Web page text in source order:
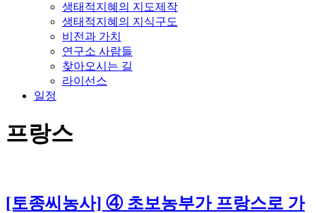
생태적지혜의 지도제작
생태적지혜의 지식구도
비전과 가치
연구소 사람들
찾아오시는 길
라이선스
일정
프랑스
[토종씨농사] ④ 초보농부가 프랑스로 가